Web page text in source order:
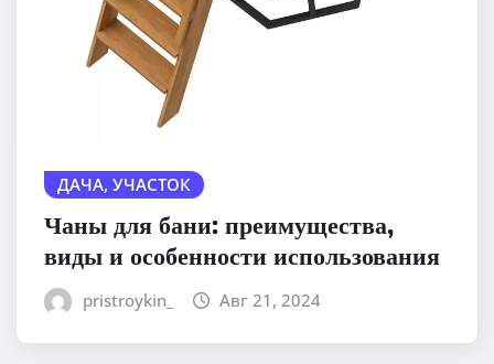
ДАЧА, УЧАСТОК
Чаны для бани: преимущества,
виды и особенности использования
pristroykin_ Авг 21, 2024